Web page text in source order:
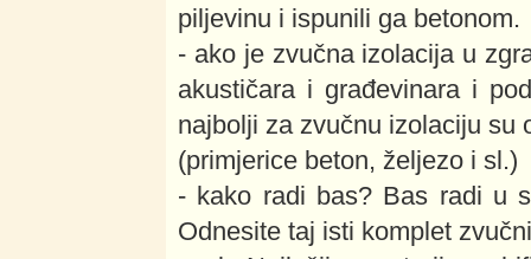
piljevinu i ispunili ga betonom.
- ako je zvučna izolacija u
akustičara i građevinara i
najbolji za zvučnu izolaciju su
(primjerice beton, željezo i sl.)
- kako radi bas? Bas radi u
Odnesite taj isti komplet